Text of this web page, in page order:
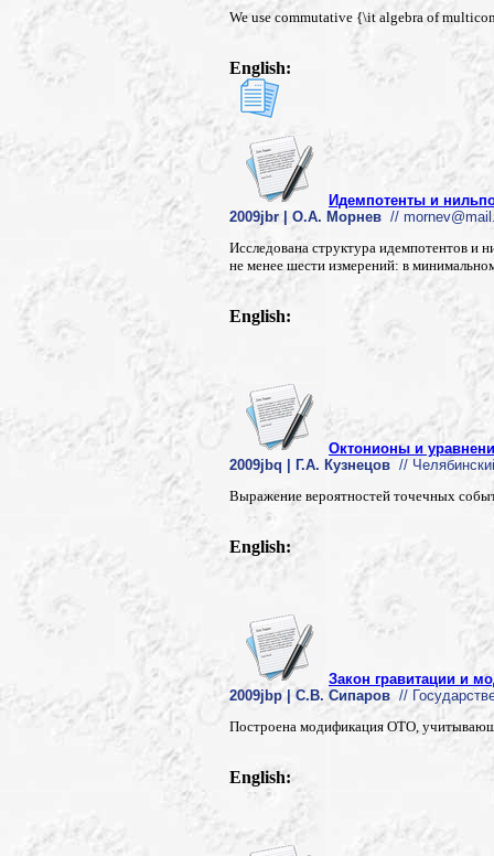
We use commutative {\it algebra of
English:
Идемпотенты и
2009jbr | О.А. Морнев //
Исследована структура идемпотентов и
не менее шести измерений: в
English:
Октонионы и
2009jbq | Г.А. Кузнецов //
Выражение вероятностей точечных
English:
Закон гравитации и
2009jbp | С.В. Сипаров //
Построена модификация ОТО,
English: